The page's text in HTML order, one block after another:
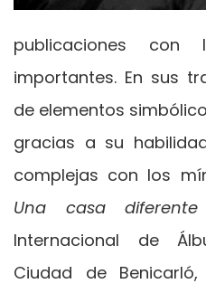
publicaciones con
importantes. En sus
de elementos
gracias a su
complejas con los
Una casa diferente
Internacional de
Ciudad de